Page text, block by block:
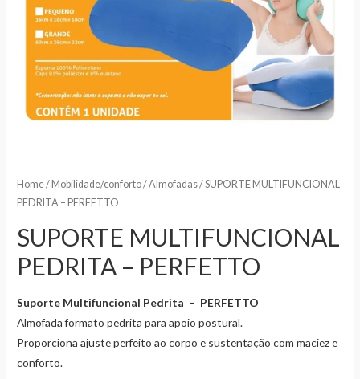
Home/ Mobilidade/conforto/Almofadas/ SUPORTE MULTIFUNCIONAL
PEDRITA – PERFETTO
SUPORTE MULTIFUNCIONAL
PEDRITA – PERFETTO
Suporte Multifuncional Pedrita – PERFETTO
Almofada formato pedrita para apoio postural.
Proporciona ajuste perfeito ao corpo e sustentação com maciez e
conforto.